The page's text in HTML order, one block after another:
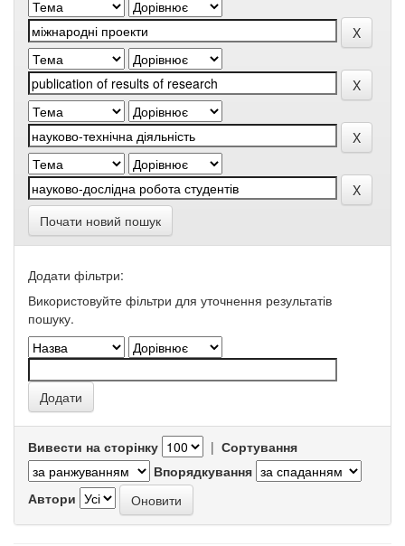
Почати новий пошук
Додати фільтри:
Використовуйте фільтри для уточнення результатів
пошуку.
Вивести на сторінку | Сортування
Впорядкування
Автори